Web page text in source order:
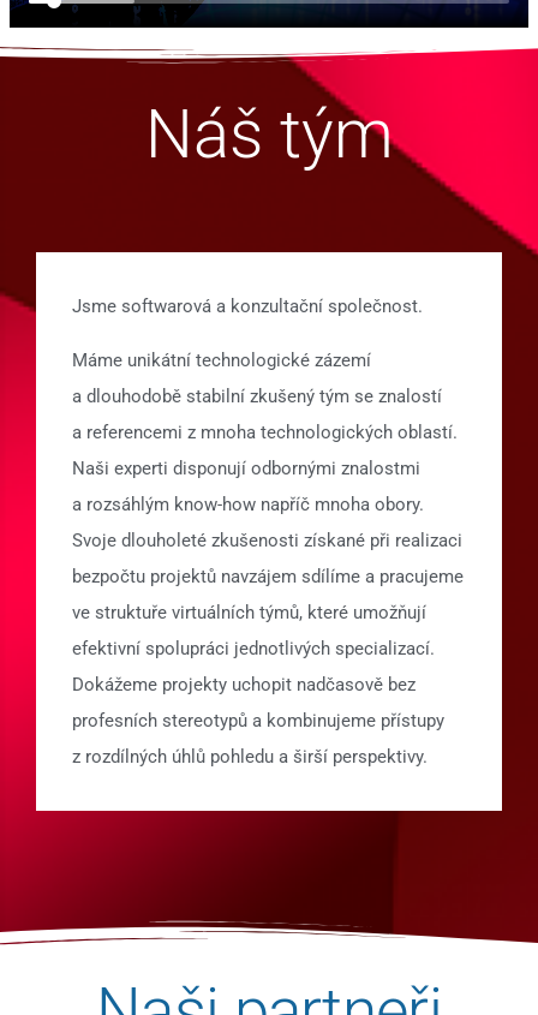
Náš tým
Jsme softwarová a konzultační společnost.
Máme unikátní technologické zázemí
a dlouhodobě stabilní zkušený tým se znalostí
a referencemi z mnoha technologických oblastí.
Naši experti disponují odbornými znalostmi
a rozsáhlým know-how napříč mnoha obory.
Svoje dlouholeté zkušenosti získané při realizaci
bezpočtu projektů navzájem sdílíme a pracujeme
ve struktuře virtuálních týmů, které umožňují
efektivní spolupráci jednotlivých specializací.
Dokážeme projekty uchopit nadčasově bez
profesních stereotypů a kombinujeme přístupy
z rozdílných úhlů pohledu a širší perspektivy.